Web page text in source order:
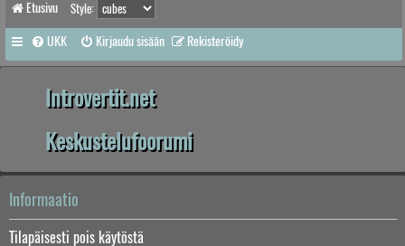
Etusivu Style:
UKK Kirjaudu sisään Rekisteröidy
Introvertit.net
Keskustelufoorumi
Informaatio
Tilapäisesti pois käytöstä